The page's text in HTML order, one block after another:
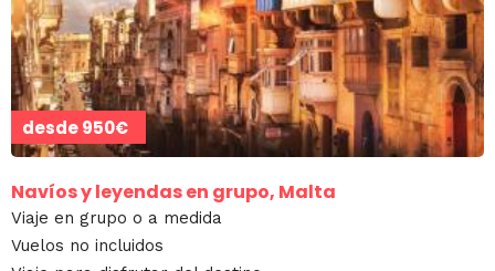
desde950€
Navíos y leyendas en grupo, Malta
Viaje en grupo o a medida
Vuelos no incluidos